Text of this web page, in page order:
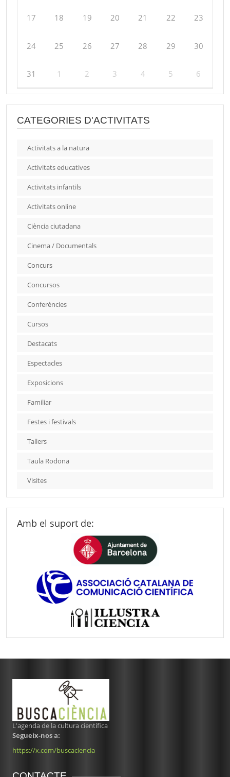
17 18 19 20 21 22 23
24 25 26 27 28 29 30
31 1 2 3 4 5 6
CATEGORIES D'ACTIVITATS
Activitats a la natura
Activitats educatives
Activitats infantils
Activitats online
Ciència ciutadana
Cinema / Documentals
Concurs
Concursos
Conferències
Cursos
Destacats
Espectacles
Exposicions
Familiar
Festes i festivals
Tallers
Taula Rodona
Visites
Amb el suport de:
L'agenda de la cultura científica
Segueix-nos a:
https://x.com/buscaciencia